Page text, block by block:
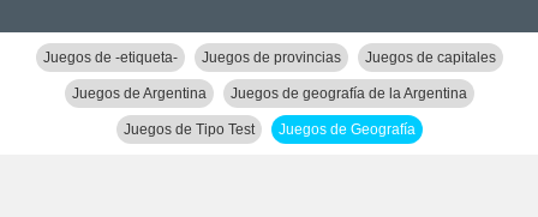
Juegos de -etiqueta- Juegos de provincias Juegos de capitales
Juegos de Argentina Juegos de geografía de la Argentina
Juegos de Tipo Test Juegos de Geografía